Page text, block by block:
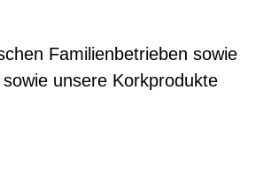
Familienbetrieben sowie
unsere Korkprodukte